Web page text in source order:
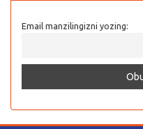
Email manzilingizni yozing: